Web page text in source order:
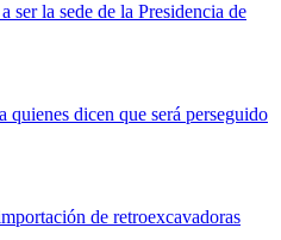
ser la sede de la Presidencia de
quienes dicen que será perseguido
de retroexcavadoras